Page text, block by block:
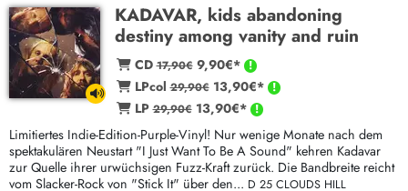
KADAVAR, kids abandoning
destiny among vanity and ruin
CD17,90€9,90€*
LPcol29,90€13,90€*
LP29,90€13,90€*
Limitiertes Indie-Edition-Purple-Vinyl! Nur wenige Monate nach dem
spektakulären Neustart "I Just Want To Be A Sound" kehren Kadavar
zur Quelle ihrer urwüchsigen Fuzz-Kraft zurück. Die Bandbreite reicht
vom Slacker-Rock von "Stick It" über den... D 25 CLOUDS HILL